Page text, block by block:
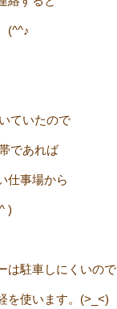
(^^♪
ていたので
であれば
仕事場から
)
は駐車しにくいので
を使います。(>_<)